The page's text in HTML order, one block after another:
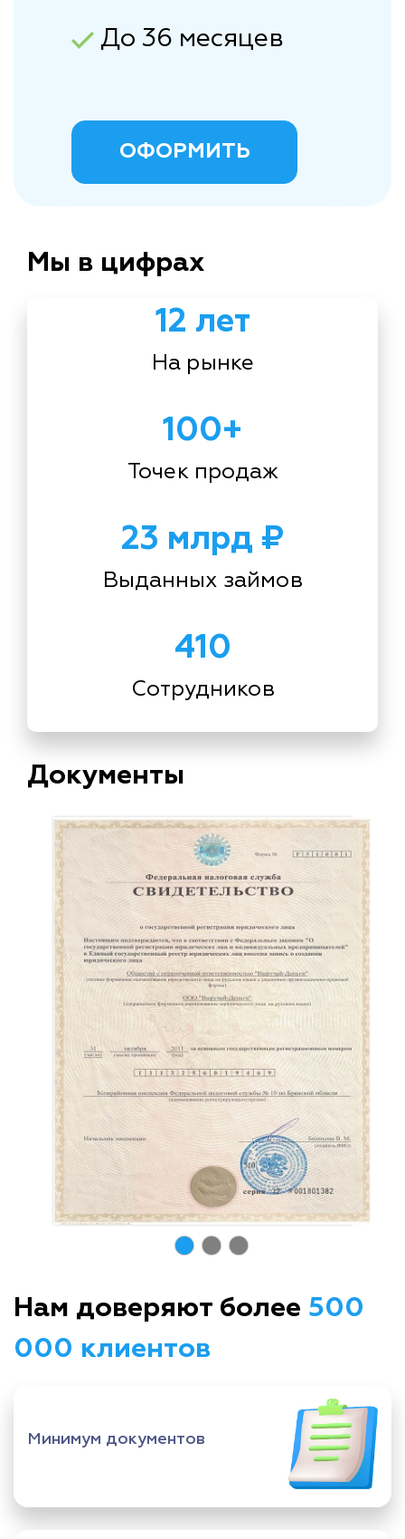
До 36 месяцев
ОФОРМИТЬ
Мы в цифрах
12 лет
На рынке
100+
Точек продаж
23 млрд ₽
Выданных займов
410
Сотрудников
Документы
Нам доверяют более 500
000 клиентов
Минимум документов